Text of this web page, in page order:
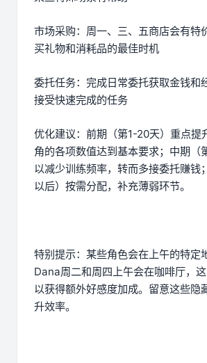
市场采购：周一、三、五商店会有特
买礼物和消耗品的最佳时机
委托任务：完成日常委托获取金钱和
接受快速完成的任务
优化建议：前期（第1-20天）重点提
角的各项数值达到基本要求；中期（
以减少训练频率，转而多接委托赚钱
以后）按需分配，补充薄弱环节。
特别提示：某些角色会在上午的特定
Dana周二和周四上午会在咖啡厅，
以获得额外好感度加成。留意这些隐
升效率。